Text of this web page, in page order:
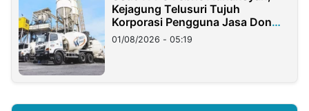
Kejagung Telusuri Tujuh
Korporasi Pengguna Jasa Don
Ritto
01/08/2026 - 05:19